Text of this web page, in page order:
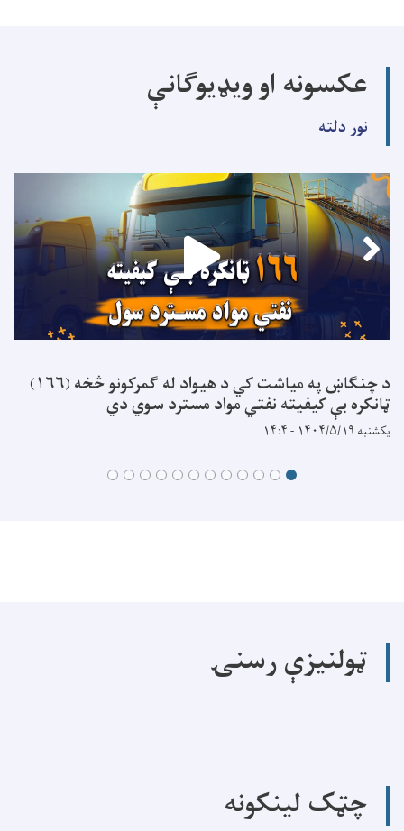
عکسونه او ویډیوګانې
نور دلته
د چنگاښ په میاشت کي د هیواد له ګمرکونو څخه (۱۶۶)
ټانکره بې کیفیته نفتي مواد مسترد سوي دي
یکشنبه ۱۴۰۴/۵/۱۹ - ۱۴:۴
ټولنیزې رسنۍ
چټک لینکونه